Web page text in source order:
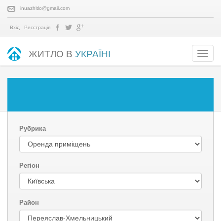
inuazhitlo@gmail.com
Вхід Реєстрація
ЖИТЛО В УКРАЇНІ
Рубрика
Регіон
Район